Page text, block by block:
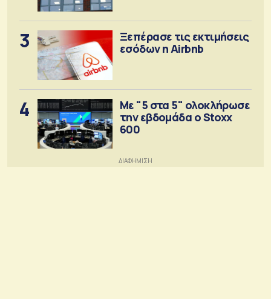
3
Ξεπέρασε τις εκτιμήσεις
εσόδων η Airbnb
4
Με "5 στα 5" ολοκλήρωσε
την εβδομάδα ο Stoxx
600